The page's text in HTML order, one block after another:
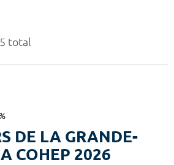
total
DE LA GRANDE-
COHEP 2026